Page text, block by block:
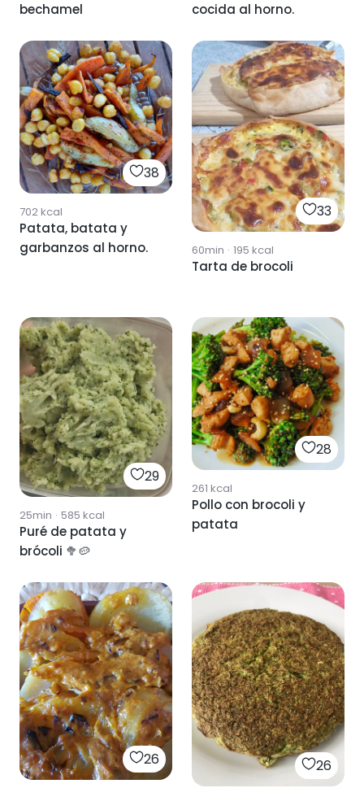
bechamel cocida al horno.
38
702kcal
Patata, batata y
garbanzos al horno.
33
60min · 195 kcal
Tarta de brocoli
29
25min · 585 kcal
Puré de patata y
brócoli 🥦🥔
28
261 kcal
Pollo con brocoli y
patata
26 26